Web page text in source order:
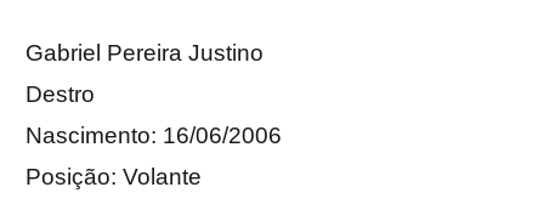
Gabriel Pereira Justino
Destro
Nascimento: 16/06/2006
Posição: Volante